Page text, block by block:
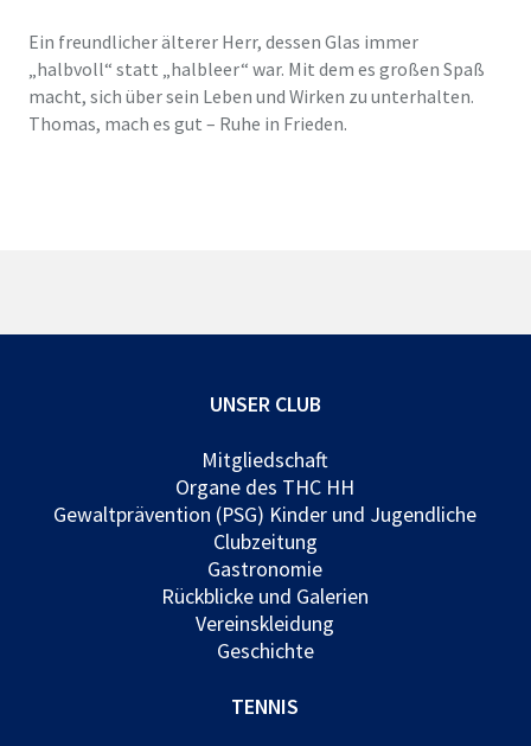
Ein freundlicher älterer Herr, dessen Glas immer
„halbvoll“ statt „halbleer“ war. Mit dem es großen Spaß
macht, sich über sein Leben und Wirken zu unterhalten.
Thomas, mach es gut – Ruhe in Frieden.
UNSER CLUB
Mitgliedschaft
Organe des THC HH
Gewaltprävention (PSG) Kinder und Jugendliche
Clubzeitung
Gastronomie
Rückblicke und Galerien
Vereinskleidung
Geschichte
TENNIS